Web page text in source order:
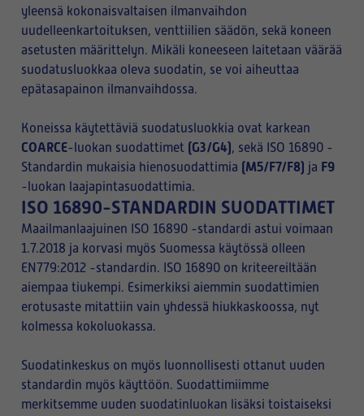
yleensä kokonaisvaltaisen ilmanvaihdon
uudelleenkartoituksen, venttiilien säädön, sekä koneen
asetusten määrittelyn. Mikäli koneeseen laitetaan väärää
suodatusluokkaa oleva suodatin, se voi aiheuttaa
epätasapainon ilmanvaihdossa.
Koneissa käytettäviä suodatusluokkia ovat karkean
COARCE-luokan suodattimet (G3/G4), sekä ISO 16890 -
Standardin mukaisia hienosuodattimia (M5/F7/F8) ja F9
-luokan laajapintasuodattimia.
ISO 16890-STANDARDIN SUODATTIMET
Maailmanlaajuinen ISO 16890 -standardi astui voimaan
1.7.2018 ja korvasi myös Suomessa käytössä olleen
EN779:2012 -standardin. ISO 16890 on kriteereiltään
aiempaa tiukempi. Esimerkiksi aiemmin suodattimien
erotusaste mitattiin vain yhdessä hiukkaskoossa, nyt
kolmessa kokoluokassa.
Suodatinkeskus on myös luonnollisesti ottanut uuden
standardin myös käyttöön. Suodattimiimme
merkitsemme uuden suodatinluokan lisäksi toistaiseksi